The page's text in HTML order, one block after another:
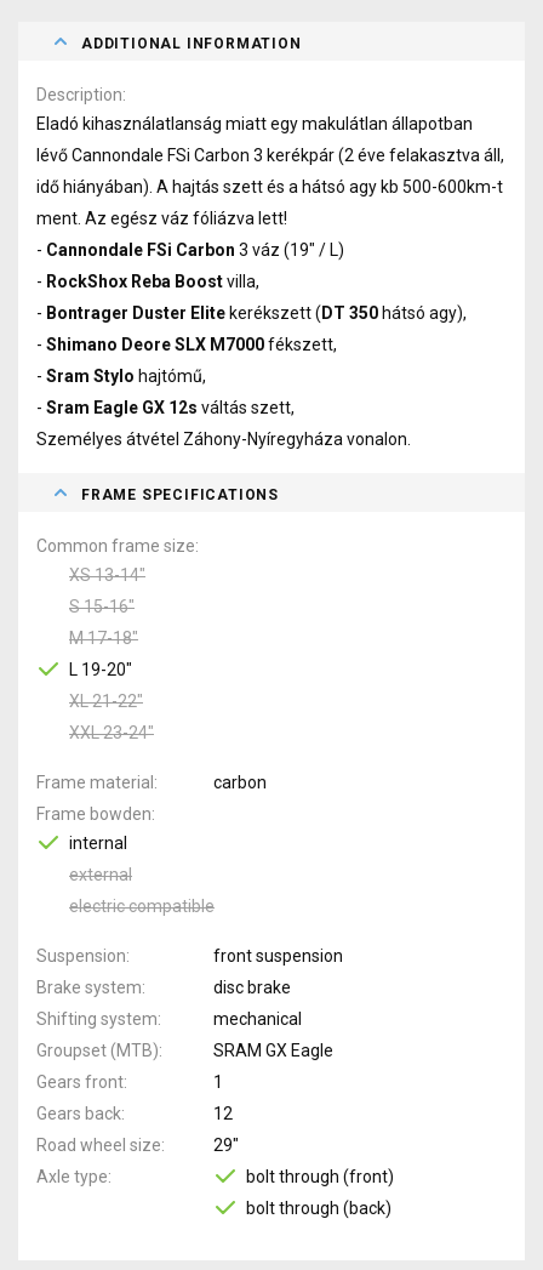
ADDITIONAL INFORMATION
Description
Eladó kihasználatlanság miatt egy makulátlan állapotban
lévő Cannondale FSi Carbon 3 kerékpár (2 éve felakasztva áll,
idő hiányában). A hajtás szett és a hátsó agy kb 500-600km-t
ment. Az egész váz fóliázva lett!
- Cannondale FSi Carbon 3 váz (19" / L)
- RockShox Reba Boostvilla,
- Bontrager Duster Elite kerékszett ( DT 350 hátsó agy),
- Shimano DeoreSLX M7000fékszett,
- Sram Stylo hajtómű,
- Sram Eagle GX 12s váltás szett,
Személyes átvétel Záhony-Nyíregyháza vonalon.
FRAME SPECIFICATIONS
Common frame size
XS 13-14"
S 15-16"
M 17-18"
L 19-20"
XL 21-22"
XXL 23-24"
Frame material
carbon
Frame bowden
internal
external
electric compatible
Suspension
front suspension
Brake system
disc brake
Shifting system
mechanical
Groupset (MTB)
SRAM GX Eagle
Gears front
1
Gears back
12
Road wheel size
29"
Axle type
bolt through (front)
bolt through (back)